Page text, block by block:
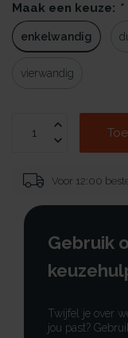
Maak een keuze: *
enkelwandig
vierwandig
Voor 12:00
Gebruik
Twijfel je over
jou past?